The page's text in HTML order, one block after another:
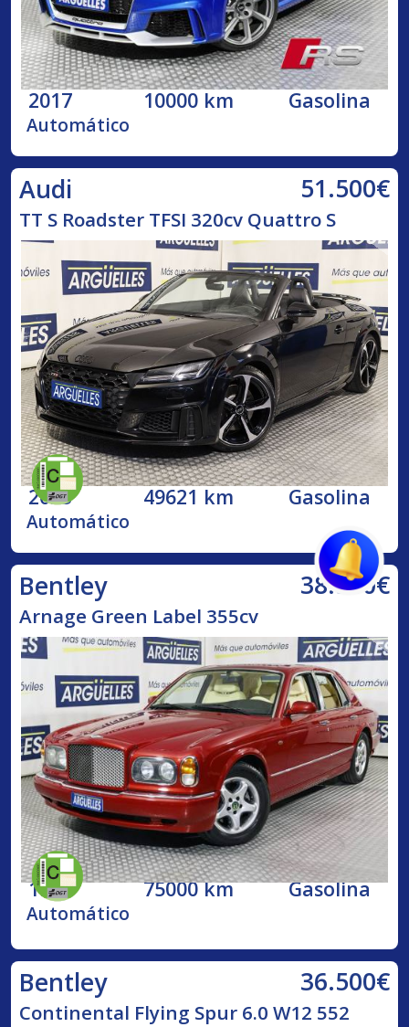
2017 10000 km Gasolina
Automático
Audi 51.500€
TT S Roadster TFSI 320cv Quattro S
2023 49621 km Gasolina
Automático
Bentley 38.500€
Arnage Green Label 355cv
1998 75000 km Gasolina
Automático
Bentley 36.500€
Continental Flying Spur 6.0 W12 552